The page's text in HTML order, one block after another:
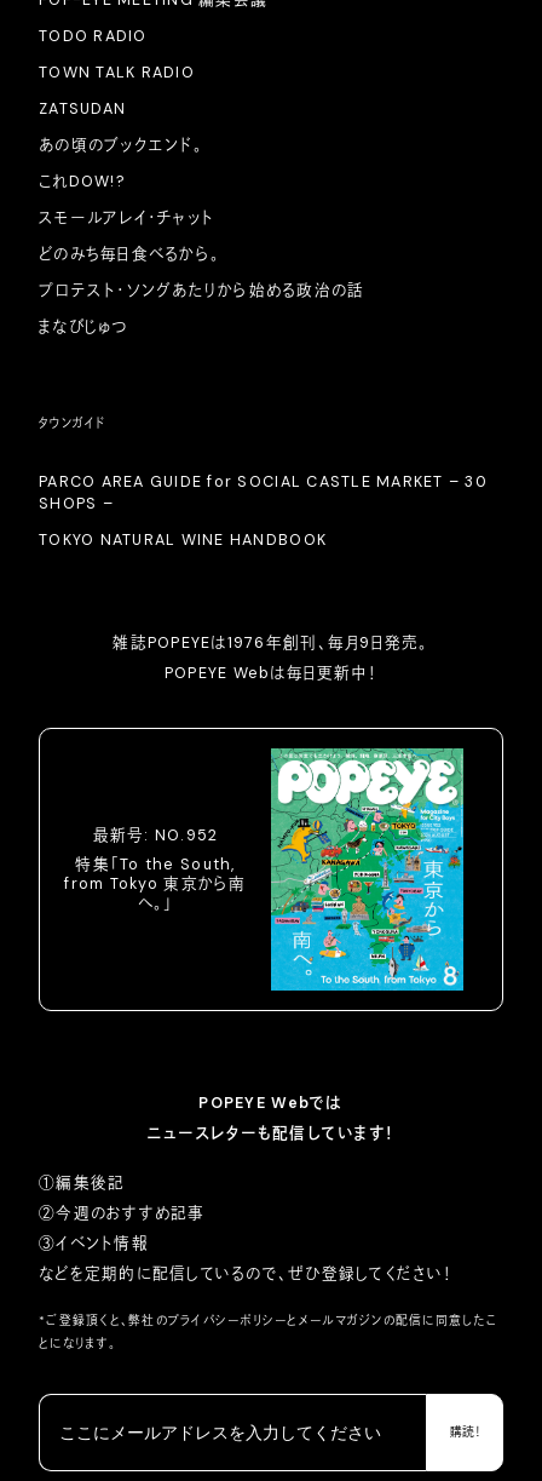
TODO RADIO
TOWN TALK RADIO
ZATSUDAN
あの頃のブックエンド。
これDOW!?
スモールアレイ・チャット
どのみち毎日食べるから。
プロテスト・ソングあたりから始める政治の話
まなびじゅつ
タウンガイド
PARCO AREA GUIDE for SOCIAL CASTLE MARKET – 30
SHOPS –
TOKYO NATURAL WINE HANDBOOK
雑誌POPEYEは1976年創刊、毎月9日発売。
POPEYE Webは毎日更新中！
最新号: NO.952
特集「To the South,
from Tokyo 東京から南
へ。」
POPEYE Webでは
ニュースレターも配信しています！
①編集後記
②今週のおすすめ記事
③イベント情報
などを定期的に配信しているので、ぜひ登録してください！
*ご登録頂くと、弊社のプライバシーポリシーとメールマガジンの配信に同意したこ
とになります。